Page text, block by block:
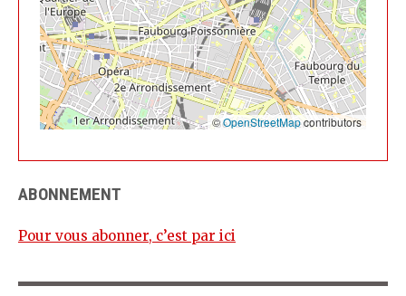
©OpenStreetMapcontributors
ABONNEMENT
Pour vous abonner, c’est par ici